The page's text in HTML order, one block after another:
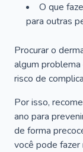
O que
para outras
Procurar o
algum
risco de
Por isso,
ano para
de forma
você pode